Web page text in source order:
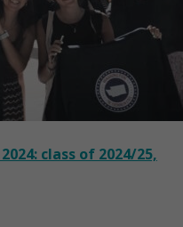
class of 2024/25,